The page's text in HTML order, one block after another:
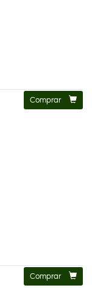
Comprar
Comprar